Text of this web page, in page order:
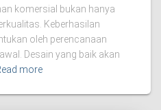
komersial bukan hanya
Keberhasilan
oleh perencanaan
Desain yang baik akan
more